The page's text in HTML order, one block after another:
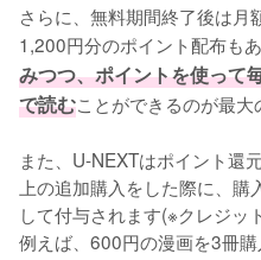
さらに、無料期間終了後は
1,200円分のポイント配布もあ
みつつ、ポイントを使って
で読むことができるのが最大
また、U-NEXTはポイント還
上の追加購入をした際に、
して付与されます(※クレジッ
例えば、600円の漫画を3冊